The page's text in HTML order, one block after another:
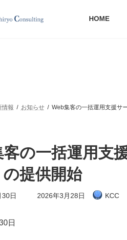
HOME
情報 お知らせ Web集客の一括運用支援サ
の一括運用支
提供開始
日
最
2026年3月28日 KCC
日